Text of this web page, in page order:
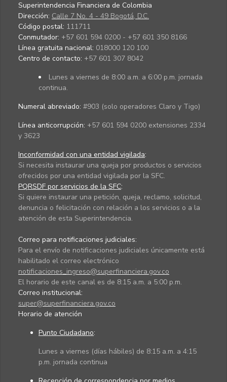
Superintendencia Financiera de Colombia
Dirección: Calle 7 No. 4 - 49 Bogotá, D.C.
Código postal: 111711
Conmutador: +57 601 594 0200 - +57 601 350 8166
Línea gratuita nacional: 018000 120 100
Centro de contacto: +57 601 307 8042
Lunes a viernes de 8:00 a.m. a 6:00 p.m. jornada
continua.
Numeral abreviado: #903 (solo operadores Claro y Tigo)
Línea anticorrupción: +57 601 594 0200 extensiones 2334
y 3623
Inconformidad con una entidad vigilada:
Si necesita instaurar una queja por productos o servicios
ofrecidos por una entidad vigilada por la SFC.
PQRSDF por servicios de la SFC:
Si quiere instaurar una petición, queja, reclamo, solicitud,
denuncia o felicitación con relación a los servicios o a la
atención de esta Superintendencia.
Correo para notificaciones judiciales:
Para el envío de notificaciones judiciales únicamente está
habilitado el correo electrónico
notificaciones_ingreso@superfinanciera.gov.co
El horario de este canal es de 8:15 a.m. a 5:00 p.m.
Correo institucional:
super@superfinanciera.gov.co
Horario de atención
Punto Ciudadano:
Lunes a viernes (días hábiles) de 8:15 a.m. a 4:15
p.m. jornada continua